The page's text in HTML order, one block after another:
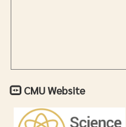
CMU Website